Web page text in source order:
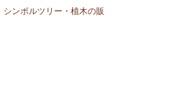
ンボルツリー・植木の販